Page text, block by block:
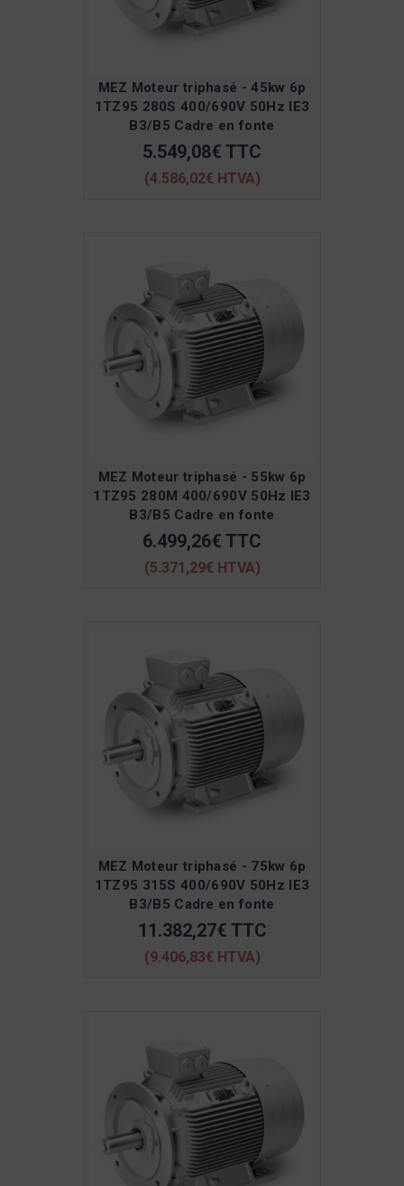
MEZ Moteur triphasé - 45kw 6p
1TZ95 280S 400/690V 50Hz IE3
B3/B5 Cadre en fonte
5.549,08€ TTC
(4.586,02€ HTVA)
MEZ Moteur triphasé - 55kw 6p
1TZ95 280M 400/690V 50Hz IE3
B3/B5 Cadre en fonte
6.499,26€ TTC
(5.371,29€ HTVA)
MEZ Moteur triphasé - 75kw 6p
1TZ95 315S 400/690V 50Hz IE3
B3/B5 Cadre en fonte
11.382,27€ TTC
(9.406,83€ HTVA)